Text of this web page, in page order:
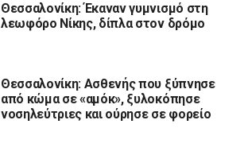
Θεσσαλονίκη: Έκαναν γυμνισμό στη
λεωφόρο Νίκης, δίπλα στον δρόμο
Θεσσαλονίκη: Ασθενής που ξύπνησε
από κώμα σε «αμόκ», ξυλοκόπησε
νοσηλεύτριες και ούρησε σε φορείο